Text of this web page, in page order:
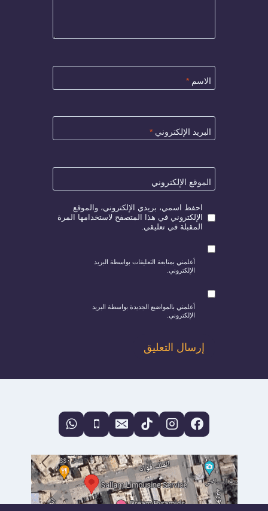
الاسم *
البريد الإلكتروني *
الموقع الإلكتروني
احفظ اسمي، بريدي الإلكتروني، والموقع
الإلكتروني في هذا المتصفح لاستخدامها المرة
المقبلة في تعليقي.
أعلمني بمتابعة التعليقات بواسطة البريد
الإلكتروني.
أعلمني بالمواضيع الجديدة بواسطة البريد
الإلكتروني.